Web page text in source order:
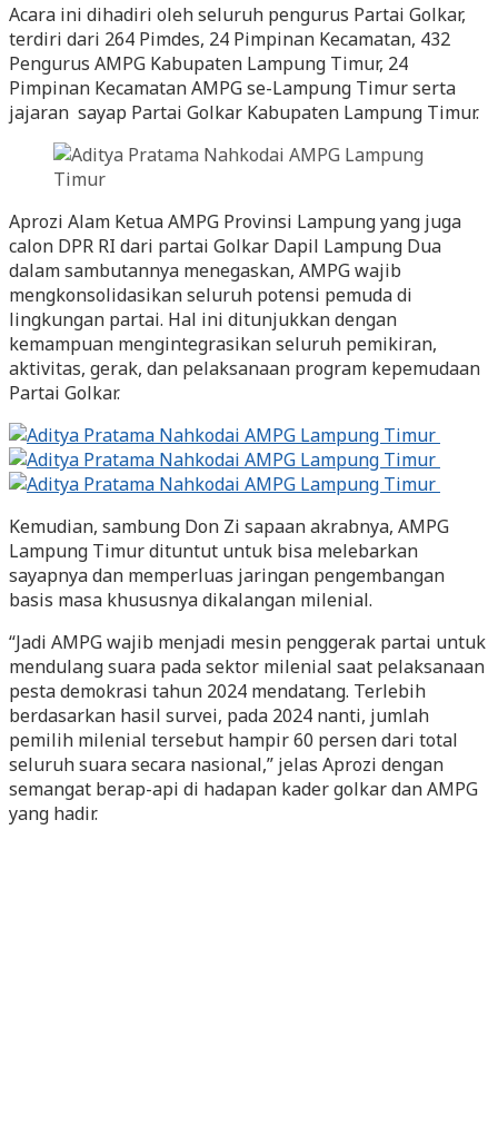
Acara ini dihadiri oleh seluruh pengurus Partai Golkar,
terdiri dari 264 Pimdes, 24 Pimpinan Kecamatan, 432
Pengurus AMPG Kabupaten Lampung Timur, 24
Pimpinan Kecamatan AMPG se-Lampung Timur serta
jajaran sayap Partai Golkar Kabupaten Lampung Timur.
Aprozi Alam Ketua AMPG Provinsi Lampung yang juga
calon DPR RI dari partai Golkar Dapil Lampung Dua
dalam sambutannya menegaskan, AMPG wajib
mengkonsolidasikan seluruh potensi pemuda di
lingkungan partai. Hal ini ditunjukkan dengan
kemampuan mengintegrasikan seluruh pemikiran,
aktivitas, gerak, dan pelaksanaan program kepemudaan
Partai Golkar.
Kemudian, sambung Don Zi sapaan akrabnya, AMPG
Lampung Timur dituntut untuk bisa melebarkan
sayapnya dan memperluas jaringan pengembangan
basis masa khususnya dikalangan milenial.
“Jadi AMPG wajib menjadi mesin penggerak partai untuk
mendulang suara pada sektor milenial saat pelaksanaan
pesta demokrasi tahun 2024 mendatang. Terlebih
berdasarkan hasil survei, pada 2024 nanti, jumlah
pemilih milenial tersebut hampir 60 persen dari total
seluruh suara secara nasional,” jelas Aprozi dengan
semangat berap-api di hadapan kader golkar dan AMPG
yang hadir.